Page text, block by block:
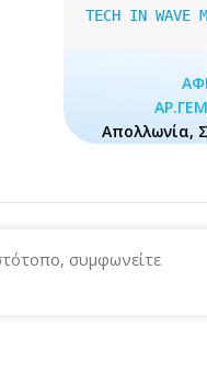
TECH IN WAVE
Απολλωνία,
συμφωνείτε